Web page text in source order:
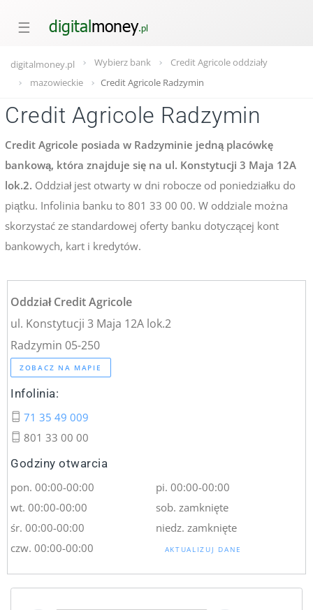
☰
digitalmoney.pl Wybierz bank
Credit Agricole oddziały
mazowieckie
Credit Agricole Radzymin
Credit Agricole Radzymin
Credit Agricole posiada w Radzyminie jedną placówkę
bankową, która znajduje się na ul. Konstytucji 3 Maja 12A
lok.2. Oddział jest otwarty w dni robocze od poniedziałku do
piątku. Infolinia banku to 801 33 00 00. W oddziale można
skorzystać ze standardowej oferty banku dotyczącej kont
bankowych, kart i kredytów.
Oddział Credit Agricole
ul. Konstytucji 3 Maja 12A lok.2
Radzymin 05-250
ZOBACZ NA MAPIE
Infolinia:
71 35 49 009
801 33 00 00
Godziny otwarcia
pon. 00:00-00:00
wt. 00:00-00:00
śr. 00:00-00:00
czw. 00:00-00:00
pi. 00:00-00:00
sob. zamknięte
niedz. zamknięte
AKTUALIZUJ DANE